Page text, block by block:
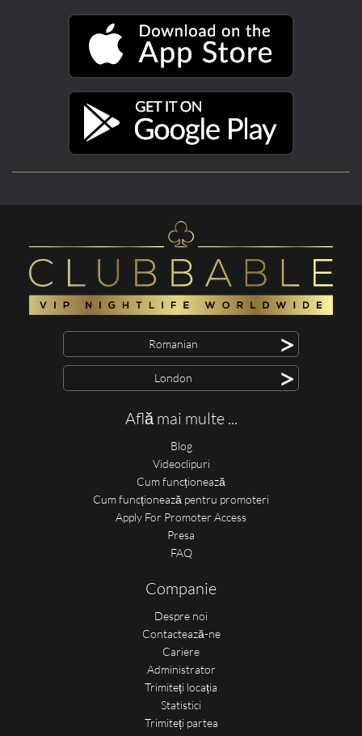
Romanian >
London >
Află mai multe ...
Blog
Videoclipuri
Cum funcționează
Cum funcționează pentru promoteri
Apply For Promoter Access
Presa
FAQ
Companie
Despre noi
Contactează-ne
Cariere
Administrator
Trimiteți locația
Statistici
Trimiteți partea